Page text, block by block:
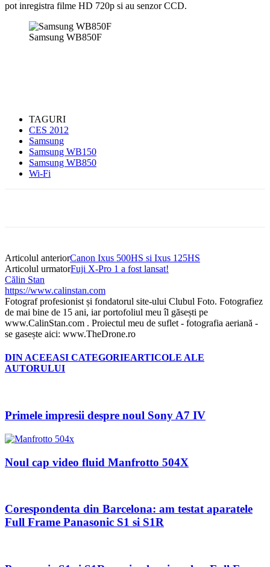
pot inregistra filme HD 720p si au senzor CCD.
Samsung WB850F
TAGURI
CES 2012
Samsung
Samsung WB150
Samsung WB850
Wi-Fi
Articolul anteriorCanon Ixus 500HS si Ixus 125HS
Articolul urmatorFuji X-Pro 1 a fost lansat!
Călin Stan
https://www.calinstan.com
Fotograf profesionist și fondatorul site-ului Clubul Foto. Fotografiez
de mai bine de 15 ani, iar portofoliul meu îl găsești pe
www.CalinStan.com . Proiectul meu de suflet - fotografia aeriană -
se gasește aici: www.TheDrone.ro
DIN ACEEASI CATEGORIEARTICOLE ALE
AUTORULUI
Primele impresii despre noul Sony A7 IV
Noul cap video fluid Manfrotto 504X
Corespondenta din Barcelona: am testat aparatele
Full Frame Panasonic S1 si S1R